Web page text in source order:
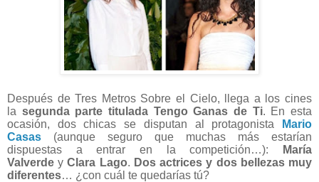
Después de Tres Metros Sobre el Cielo, llega a los cines
la segunda parte titulada Tengo Ganas de Ti. En esta
ocasión, dos chicas se disputan al protagonista
Mario
Casas
(aunque seguro que muchas más estarían
dispuestas a entrar en la competición…):
María
Valverde yClara Lago. Dos actrices y dos bellezas muy
diferentes… ¿con cuál te quedarías tú?